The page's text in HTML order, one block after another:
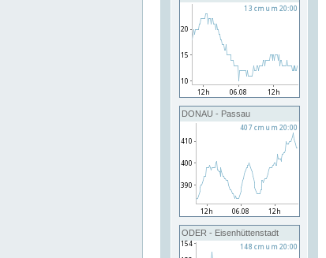
DONAU - Passau
ODER - Eisenhüttenstadt